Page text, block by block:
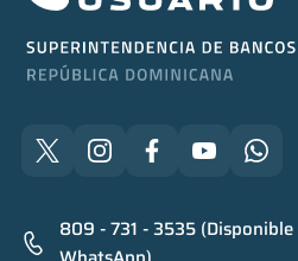
809 - 731 - 3535 (Disponible